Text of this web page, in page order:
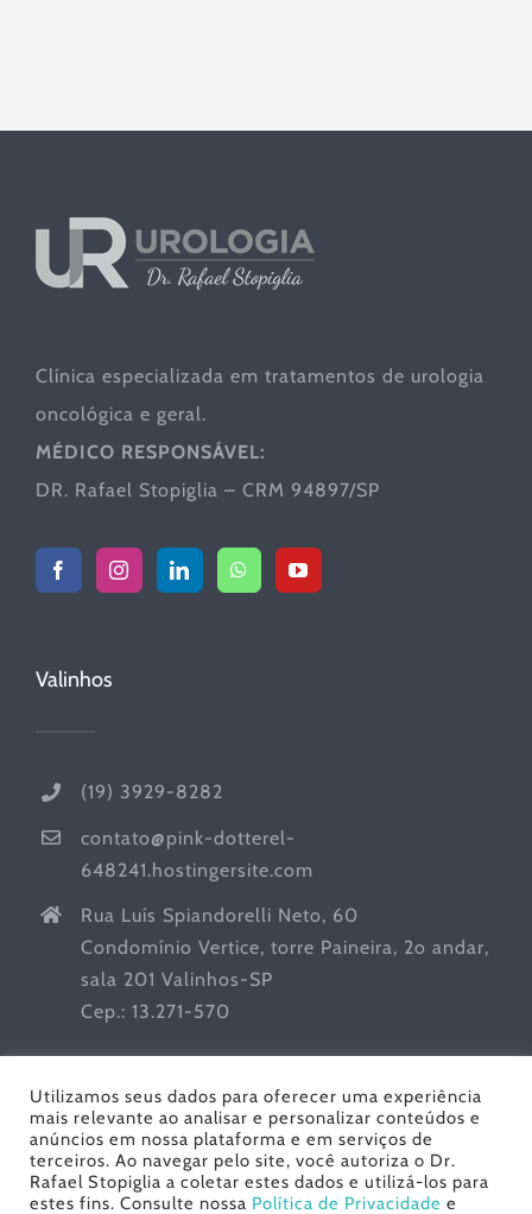
Clínica especializada em tratamentos de urologia
oncológica e geral.
MÉDICO RESPONSÁVEL:
DR. Rafael Stopiglia – CRM 94897/SP
Valinhos
(19) 3929-8282
contato@pink-dotterel-
648241.hostingersite.com
Rua Luís Spiandorelli Neto, 60
Condomínio Vertice, torre Paineira, 2o andar,
sala 201 Valinhos-SP
Cep.: 13.271-570
Dr. Rafael Stopiglia - Urologia | Todos os Direitos
Utilizamos seus dados para oferecer uma experiência
mais relevante ao analisar e personalizar conteúdos e
anúncios em nossa plataforma e em serviços de
terceiros. Ao navegar pelo site, você autoriza o Dr.
Rafael Stopiglia a coletar estes dados e utilizá-los para
estes fins. Consulte nossa Política de Privacidade e